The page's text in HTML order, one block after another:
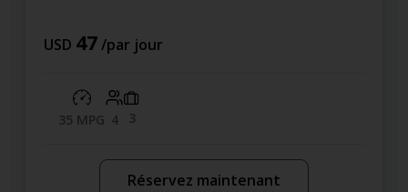
maintenant